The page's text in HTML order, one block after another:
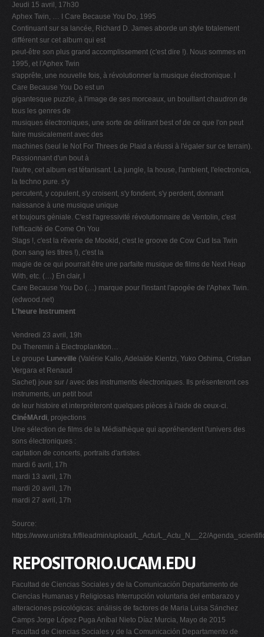
Jeudi 15 avril, 17h30
Aphex Twin, … I Care Because You Do, 1995
Continuant sur sa lancée, Richard D. James aborde un style totalement
différent sur cet album qui est
peut-être son plus grand accomplissement (c'est dire !). Nous sommes en
1995, et l'Aphex Twin
s'apprête, une nouvelle fois, à révolutionner la musique électronique. I
Care Because You Do est un
gigantesque puzzle, à l'image de ses morceaux, un bouillant chaudron de
tous les genres de
musiques électroniques, une sorte de délirant best of de ce que l'on peut
faire musicalement avec des
machines (seul le Not For Threes de Plaid a réussi à l'égaler sur ce terrain).
Passionnant d'un bout à
l'autre, cet album est tétanisant. La jungle, la house, l'ambient, l'electronica,
la techno pure. s'y
percutent, y copulent, s'y croisent, s'y fondent, s'y perdent, donnant
naissance à une musique unique
et toujours géniale. C'est l'agressivité révolutionnaire de Ventolin, c'est
l'efficacité de Come On You
Slags !, c'est la rêverie de Mookid, c'est le groove de Cow Cud Isa Twin
(bon sang les titres !), c'est la
magie de ce qui pourrait être une parfaite musique de films de Next Heap
With, etc. (…) En clair, I
Care Because You Do (…) marque pour l'instant l'apogée de l'Aphex Twin.
(edwood.net)
L'heure Instrument
Vendredi 23 avril, 19h
Du Theremin à Electroplankton…
Le groupe Luneville (Valérie Kallo, Adelaïde Kientzi, Yuko Oshima, Cristian
Vergara et Renaud
Sachet) joue sur / avec des instruments électroniques. Ils présenteront ces
instruments, un petit bout
de leur histoire et interprèteront quelques pièces à l'aide de ceux-ci.
CinéMArdi, projections
Une sélection de films de la Médiathèque qui appréhendent l'univers des
sons électroniques :
captation de concerts, portraits d'artistes.
mardi 6 avril, 17h
mardi 13 avril, 17h
mardi 20 avril, 17h
mardi 27 avril, 17h
Source:
https://www.unistra.fr/fileadmin/upload/L_Actu/L_Actu_N__22/
REPOSITORIO.UCAM.EDU
Facultad de Ciencias Sociales y de la Comunicación Departamento de
Ciencias Humanas y Religiosas Interrupción voluntaria del embarazo y
alteraciones psicológicas: análisis de factores de Maria Luisa Sánchez
Camps Jorge López Puga Aníbal Nieto Díaz Murcia, Mayo de 2015
Facultad de Ciencias Sociales y de la Comunicación Departamento de